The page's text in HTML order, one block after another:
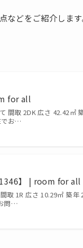
どをご紹介します
for all
間取 2DK 広さ 42.42㎡
でお…
】 | room for all
取 1R 広さ 10.29㎡ 築年
問…